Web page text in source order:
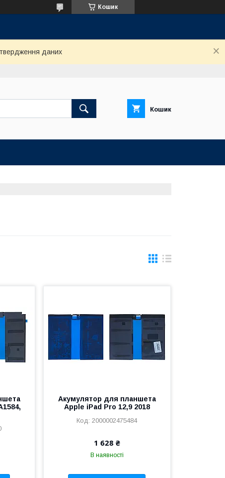
Кошик
даних
Кошик
Акумулятор для планшета
Apple iPad Pro 12,9 2018
2000002475484
1 628 ₴
В наявності